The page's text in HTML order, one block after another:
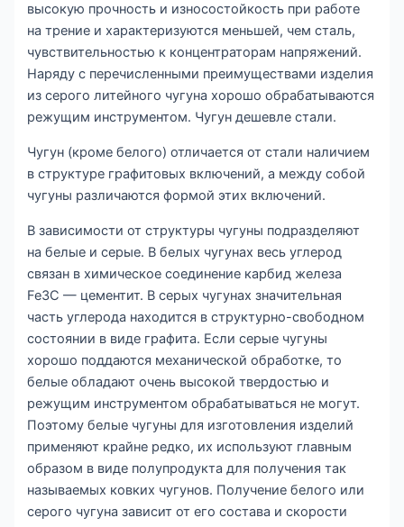
высокую прочность и износостойкость при работе
на трение и характеризуются меньшей, чем сталь,
чувствительностью к концентраторам напряжений.
Наряду с перечисленными преимуществами изделия
из серого литейного чугуна хорошо обрабатываются
режущим инструментом. Чугун дешевле стали.
Чугун (кроме белого) отличается от стали наличием
в структуре графитовых включений, а между собой
чугуны различаются формой этих включений.
В зависимости от структуры чугуны подразделяют
на белые и серые. В белых чугунах весь углерод
связан в химическое соединение карбид железа
Fe3С — цементит. В серых чугунах значительная
часть углерода находится в структурно-свободном
состоянии в виде графита. Если серые чугуны
хорошо поддаются механической обработке, то
белые обладают очень высокой твердостью и
режущим инструментом обрабатываться не могут.
Поэтому белые чугуны для изготовления изделий
применяют крайне редко, их используют главным
образом в виде полупродукта для получения так
называемых ковких чугунов. Получение белого или
серого чугуна зависит от его состава и скорости